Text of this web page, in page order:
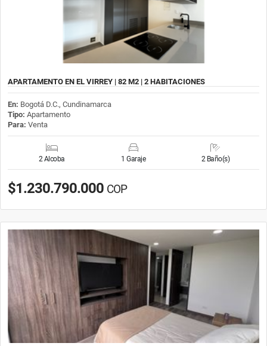
APARTAMENTO EN EL VIRREY | 82 M2 | 2 HABITACIONES
En: Bogotá D.C., Cundinamarca
Tipo: Apartamento
Para: Venta
2 Alcoba 1 Garaje 2 Baño(s)
$1.230.790.000 COP